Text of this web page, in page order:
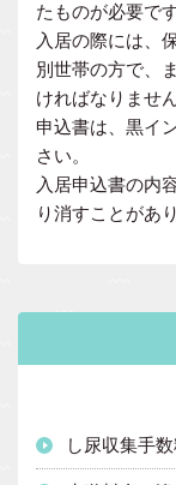
たものが必要です
入居の際には、
別世帯の方で、
ければなりません
申込書は、黒イ
さい。
入居申込書の内
り消すことがあ
し尿収集手